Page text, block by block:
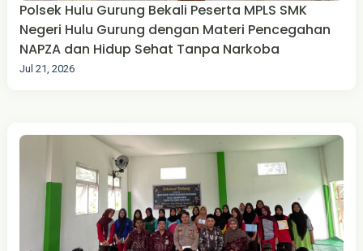
Polsek Hulu Gurung Bekali Peserta MPLS SMK
Negeri Hulu Gurung dengan Materi Pencegahan
NAPZA dan Hidup Sehat Tanpa Narkoba
Jul 21, 2026